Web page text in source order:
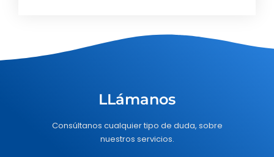
LLámanos
Consúltanos cualquier tipo de duda, sobre
nuestros servicios.